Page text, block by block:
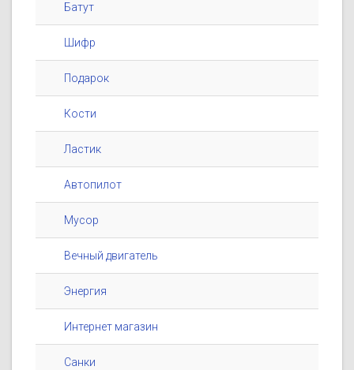
Батут
Шифр
Подарок
Кости
Ластик
Автопилот
Мусор
Вечный двигатель
Энергия
Интернет магазин
Санки